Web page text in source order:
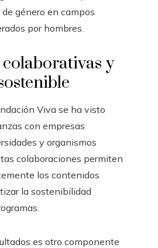
género en campos
por hombres.
y
Viva se ha visto
con empresas
y organismos
colaboraciones permiten
los contenidos
la sostenibilidad
es otro componente